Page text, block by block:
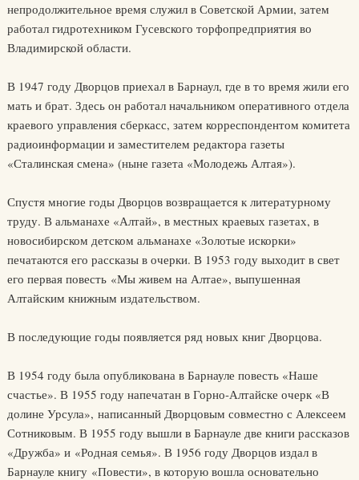
непродолжительное время служил в Советской Армии, затем
работал гидротехником Гусевского торфопредприятия во
Владимирской области.
В 1947 году Дворцов приехал в Барнаул, где в то время жили его
мать и брат. Здесь он работал начальником оперативного отдела
краевого управления сберкасс, затем корреспондентом комитета
радиоинформации и заместителем редактора газеты
«Сталинская смена» (ныне газета «Молодежь Алтая»).
Спустя многие годы Дворцов возвращается к литературному
труду. В альманахе «Алтай», в местных краевых газетах, в
новосибирском детском альманахе «Золотые искорки»
печатаются его рассказы в очерки. В 1953 году выходит в свет
его первая повесть «Мы живем на Алтае», выпушенная
Алтайским книжным издательством.
В последующие годы появляется ряд новых книг Дворцова.
В 1954 году была опубликована в Барнауле повесть «Наше
счастье». В 1955 году напечатан в Горно-Алтайске очерк «В
долине Урсула», написанный Дворцовым совместно с Алексеем
Сотниковым. В 1955 году вышли в Барнауле две книги рассказов
«Дружба» и «Родная семья». В 1956 году Дворцов издал в
Барнауле книгу «Повести», в которую вошла основательно